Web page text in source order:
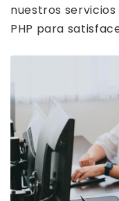
nuestros
PHP para